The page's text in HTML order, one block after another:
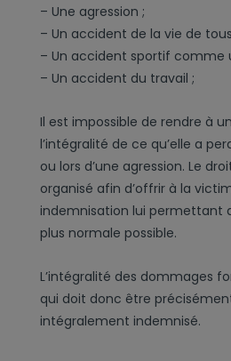
– Une agression ;
– Un accident de la vie de
– Un accident sportif comme
– Un accident du travail ;
Il est impossible de rendre à
l’intégralité de ce qu’elle a
ou lors d’une agression. Le
organisé afin d’offrir à la
indemnisation lui permettant
plus normale possible.
L’intégralité des dommages
qui doit donc être
intégralement indemnisé.